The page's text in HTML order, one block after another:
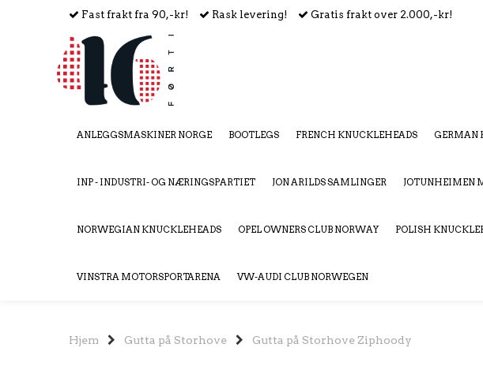
Fast frakt fra 90,-kr! Rask levering! Gratis frakt over 2.000,-kr!
ANLEGGSMASKINER NORGE BOOTLEGS FRENCH KNUCKLEHEADS GERMAN
INP - INDUSTRI- OG NÆRINGSPARTIET JON ARILDS SAMLINGER JOTUNHEIMEN
NORWEGIAN KNUCKLEHEADS OPEL OWNERS CLUB NORWAY POLISH
VINSTRA MOTORSPORTARENA VW-AUDI CLUB NORWEGEN
Hjem Gutta på Storhove Gutta på Storhove Ziphoody